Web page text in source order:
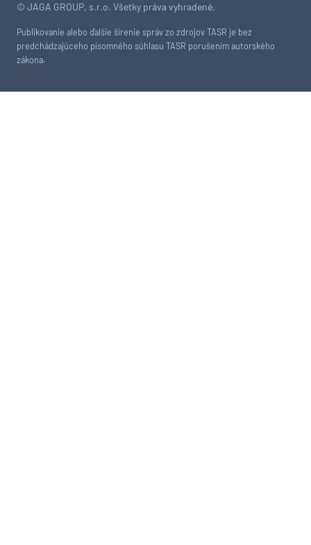
© JAGA GROUP, s.r.o. Všetky práva vyhradené.
Publikovanie alebo ďalšie šírenie správ zo zdrojov TASR je bez
predchádzajúceho písomného súhlasu TASR porušením autorského
zákona.